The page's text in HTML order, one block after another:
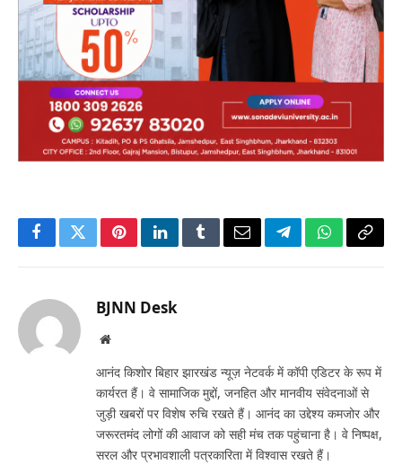
FacebookTwitterPinterestLinkedInTumblrEmailTelegramWhatsApp
Copy
BJNN Desk
Website
आनंद किशोर बिहार झारखंड न्यूज़ नेटवर्क में कॉपी एडिटर के रूप में
कार्यरत हैं। वे सामाजिक मुद्दों, जनहित और मानवीय संवेदनाओं से
जुड़ी खबरों पर विशेष रुचि रखते हैं। आनंद का उद्देश्य कमजोर और
जरूरतमंद लोगों की आवाज को सही मंच तक पहुंचाना है। वे निष्पक्ष,
सरल और प्रभावशाली पत्रकारिता में विश्वास रखते हैं।